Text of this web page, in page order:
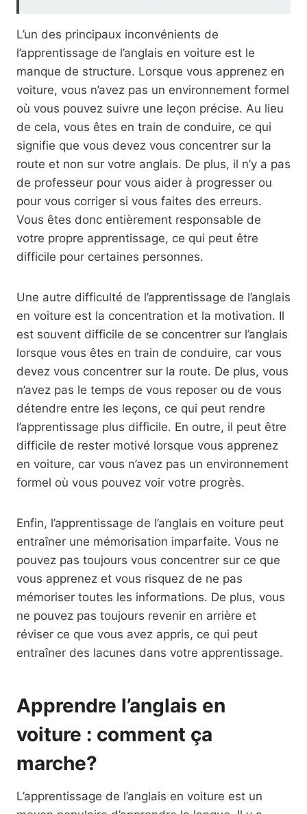
L’un des principaux inconvénients de
l’apprentissage de l’anglais en voiture est le
manque de structure. Lorsque vous apprenez en
voiture, vous n’avez pas un environnement formel
où vous pouvez suivre une leçon précise. Au lieu
de cela, vous êtes en train de conduire, ce qui
signifie que vous devez vous concentrer sur la
route et non sur votre anglais. De plus, il n’y a pas
de professeur pour vous aider à progresser ou
pour vous corriger si vous faites des erreurs.
Vous êtes donc entièrement responsable de
votre propre apprentissage, ce qui peut être
difficile pour certaines personnes.
Une autre difficulté de l’apprentissage de l’anglais
en voiture est la concentration et la motivation. Il
est souvent difficile de se concentrer sur l’anglais
lorsque vous êtes en train de conduire, car vous
devez vous concentrer sur la route. De plus, vous
n’avez pas le temps de vous reposer ou de vous
détendre entre les leçons, ce qui peut rendre
l’apprentissage plus difficile. En outre, il peut être
difficile de rester motivé lorsque vous apprenez
en voiture, car vous n’avez pas un environnement
formel où vous pouvez voir votre progrès.
Enfin, l’apprentissage de l’anglais en voiture peut
entraîner une mémorisation imparfaite. Vous ne
pouvez pas toujours vous concentrer sur ce que
vous apprenez et vous risquez de ne pas
mémoriser toutes les informations. De plus, vous
ne pouvez pas toujours revenir en arrière et
réviser ce que vous avez appris, ce qui peut
entraîner des lacunes dans votre apprentissage.
Apprendre l’anglais en
voiture : comment ça
marche?
L’apprentissage de l’anglais en voiture est un